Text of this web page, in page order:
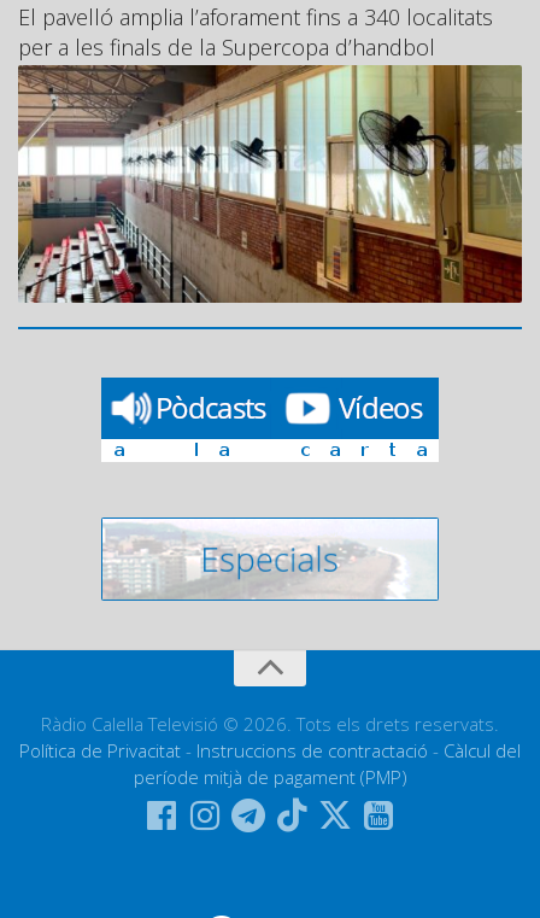
El pavelló amplia l’aforament fins a 340 localitats
per a les finals de la Supercopa d’handbol
Ràdio Calella Televisió © 2026. Tots els drets reservats.
Política de Privacitat - Instruccions de contractació - Càlcul del
període mitjà de pagament (PMP)